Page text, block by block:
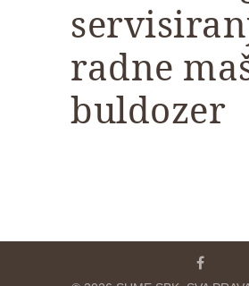
radne
buldozer